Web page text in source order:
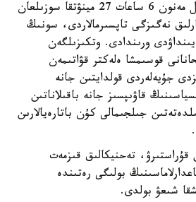
دجەسسيكا مەير مەن انيل مەنون 6 ساعات 27 مينۋتقا سوزىلعان
نەگىزگى تاپسىرمالاردى، سونىڭ
ورىندادى. وتكىزىلگەن
قوسىمشا ەلەكتر قۋاتىمەن
جۇيەلەردى قولدايتىن جانە
قاۋىپسىز جانە باقىلاناتىن
جىلجىمالى كۇن باتارەيالارىن
تەحنيكالىق قىزمەت
بولىگى رەتىندە